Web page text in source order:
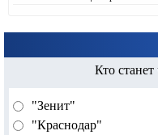
Кто
"Зенит"
"Краснодар"